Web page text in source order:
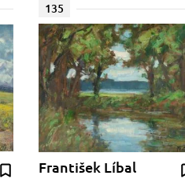
135
František Líbal